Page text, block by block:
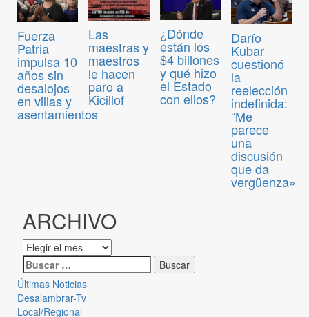
Fuerza
Patria
impulsa 10
años sin
desalojos
en villas y
asentamientos
Las
maestras y
maestros
le hacen
paro a
Kicillof
¿Dónde
están los
$4 billones
y qué hizo
el Estado
con ellos?
Darío
Kubar
cuestionó
la
reelección
indefinida:
“Me
parece
una
discusión
que da
vergüenza»
ARCHIVO
Últimas Noticias
Desalambrar-Tv
Local/Regional